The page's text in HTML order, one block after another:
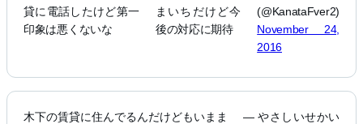
貸に電話したけど第一
印象は悪くないな
まいちだけど今
後の対応に期待
(@KanataFver2)
November 24,
2016
木下の賃貸に住んでるんだけどもいまま
— やさしいせかい